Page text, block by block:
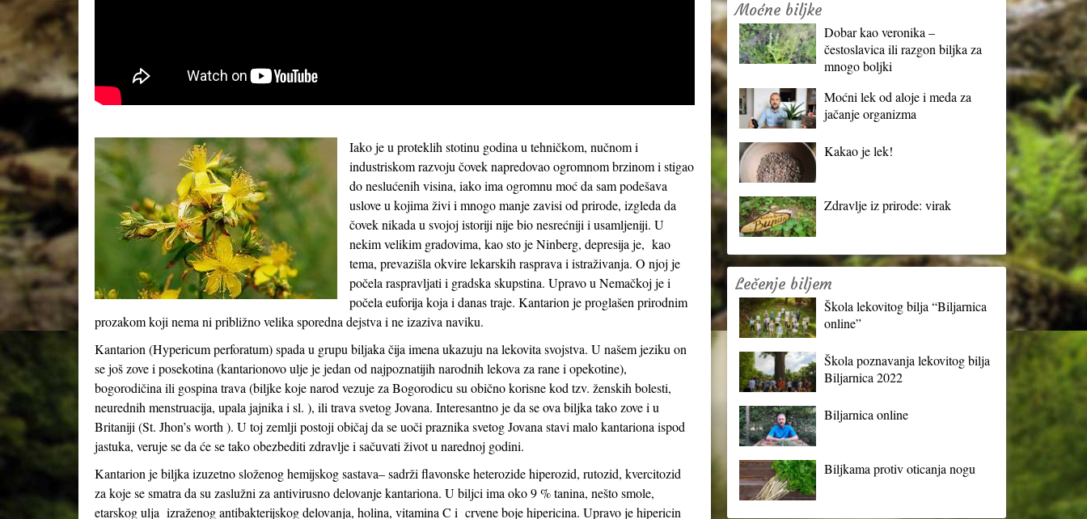
Iako je u proteklih stotinu godina u tehničkom, nučnom i
industriskom razvoju čovek napredovao ogromnom brzinom i stigao
do neslućenih visina, iako ima ogromnu moć da sam podešava
uslove u kojima živi i mnogo manje zavisi od prirode, izgleda da
čovek nikada u svojoj istoriji nije bio nesrećniji i usamljeniji. U
nekim velikim gradovima, kao sto je Ninberg, depresija je, kao
tema, prevazišla okvire lekarskih rasprava i istraživanja. O njoj je
počela raspravljati i gradska skupstina. Upravo u Nemačkoj je i
počela euforija koja i danas traje. Kantarion je proglašen prirodnim
prozakom koji nema ni približno velika sporedna dejstva i ne izaziva naviku.
Kantarion (Hypericum perforatum) spada u grupu biljaka čija imena ukazuju na lekovita svojstva. U našem jeziku on
se još zove i posekotina (kantarionovo ulje je jedan od najpoznatijih narodnih lekova za rane i opekotine),
bogorodičina ili gospina trava (biljke koje narod vezuje za Bogorodicu su obično korisne kod tzv. ženskih bolesti,
neurednih menstruacija, upala jajnika i sl. ), ili trava svetog Jovana. Interesantno je da se ova biljka tako zove i u
Britaniji (St. Jhon’s worth ). U toj zemlji postoji običaj da se uoči praznika svetog Jovana stavi malo kantariona ispod
jastuka, veruje se da će se tako obezbediti zdravlje i sačuvati život u narednoj godini.
Kantarion je biljka izuzetno složenog hemijskog sastava– sadrži flavonske heterozide hiperozid, rutozid, kvercitozid
za koje se smatra da su zaslužni za antivirusno delovanje kantariona. U biljci ima oko 9 % tanina, nešto smole,
etarskog ulja izraženog antibakterijskog delovanja, holina, vitamina C i crvene boje hipericina. Upravo je hipericin
Moćne biljke
Dobar kao veronika –
čestoslavica ili razgon biljka za
mnogo boljki
Moćni lek od aloje i meda za
jačanje organizma
Kakao je lek!
Zdravlje iz prirode: virak
Lečenje biljem
Škola lekovitog bilja “Biljarnica
online”
Škola poznavanja lekovitog bilja
Biljarnica 2022
Biljarnica online
Biljkama protiv oticanja nogu